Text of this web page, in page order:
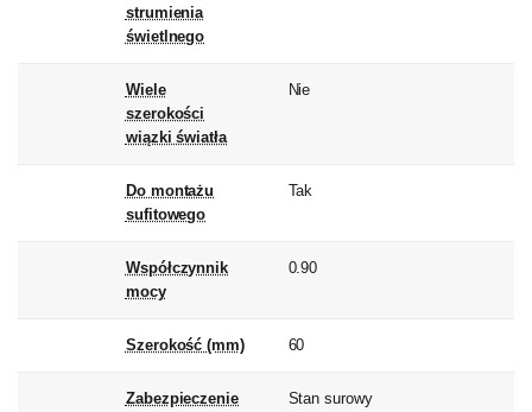
strumienia
świetlnego
Wiele
szerokości
wiązki światła
Nie
Do montażu
sufitowego
Tak
Współczynnik
mocy
0.90
Szerokość (mm) 60
Zabezpieczenie
Stan surowy